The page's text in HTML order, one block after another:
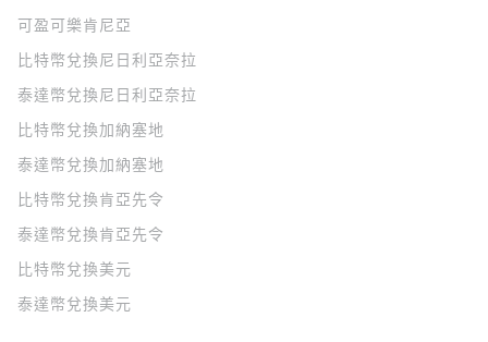
可盈可樂肯尼亞
比特幣兌換尼日利亞奈拉
泰達幣兌換尼日利亞奈拉
比特幣兌換加納塞地
泰達幣兌換加納塞地
比特幣兌換肯亞先令
泰達幣兌換肯亞先令
比特幣兌換美元
泰達幣兌換美元